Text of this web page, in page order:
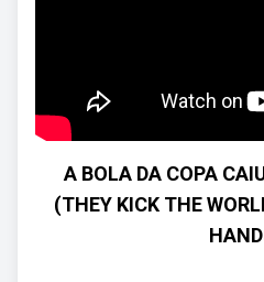
A BOLA DA COPA
(THEY KICK THE